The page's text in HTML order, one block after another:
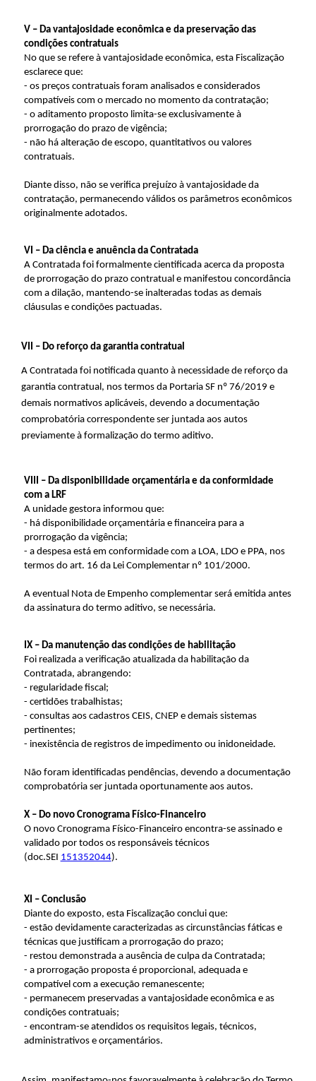
V – Da vantajosidade econômica e da preservação das
condições contratuais
No que se refere à vantajosidade econômica, esta Fiscalização
esclarece que:
- os preços contratuais foram analisados e considerados
compatíveis com o mercado no momento da contratação;
- o aditamento proposto limita-se exclusivamente à
prorrogação do prazo de vigência;
- não há alteração de escopo, quantitativos ou valores
contratuais.
Diante disso, não se verifica prejuízo à vantajosidade da
contratação, permanecendo válidos os parâmetros econômicos
originalmente adotados.
VI – Da ciência e anuência da Contratada
A Contratada foi formalmente cientificada acerca da proposta
de prorrogação do prazo contratual e manifestou concordância
com a dilação, mantendo-se inalteradas todas as demais
cláusulas e condições pactuadas.
VII – Do reforço da garantia contratual
A Contratada foi notificada quanto à necessidade de reforço da
garantia contratual, nos termos da Portaria SF nº 76/2019 e
demais normativos aplicáveis, devendo a documentação
comprobatória correspondente ser juntada aos autos
previamente à formalização do termo aditivo.
VIII – Da disponibilidade orçamentária e da conformidade
com a LRF
A unidade gestora informou que:
- há disponibilidade orçamentária e financeira para a
prorrogação da vigência;
- a despesa está em conformidade com a LOA, LDO e PPA, nos
termos do art. 16 da Lei Complementar nº 101/2000.
A eventual Nota de Empenho complementar será emitida antes
da assinatura do termo aditivo, se necessária.
IX – Da manutenção das condições de habilitação
Foi realizada a verificação atualizada da habilitação da
Contratada, abrangendo:
- regularidade fiscal;
- certidões trabalhistas;
- consultas aos cadastros CEIS, CNEP e demais sistemas
pertinentes;
- inexistência de registros de impedimento ou inidoneidade.
Não foram identificadas pendências, devendo a documentação
comprobatória ser juntada oportunamente aos autos.
X – Do novo Cronograma Físico-Financeiro
Onovo Cronograma Físico-Financeiro encontra-se assinado e
validado por todos os responsáveis técnicos
(doc.SEI 151352044).
XI – Conclusão
Diante do exposto, esta Fiscalização conclui que:
- estão devidamente caracterizadas as circunstâncias fáticas e
técnicas que justificam a prorrogação do prazo;
- restou demonstrada a ausência de culpa da Contratada;
- a prorrogação proposta é proporcional, adequada e
compatível com a execução remanescente;
- permanecem preservadas a vantajosidade econômica e as
condições contratuais;
- encontram-se atendidos os requisitos legais, técnicos,
administrativos e orçamentários.